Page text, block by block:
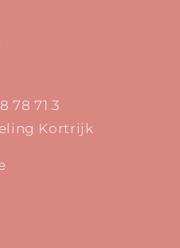
78 71 3
Kortrijk